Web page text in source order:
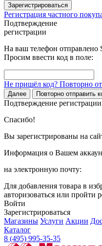
Зарегистрироваться
Регистрация частного
Подтверждение
регистрации
На ваш телефон отправлено
Просим ввести код в поле:
Не пришёл код? Повторно
Далее Повторно отправить
Подтверждение регистрации
Спасибо!
Вы зарегистрированы на
Информация о Вашем
на электронную почту:
Для добавления товара в
авторизоваться или пройти
Войти
Зарегистрироваться
Магазины Услуги Акции
Каталог
8 (495) 995-35-35